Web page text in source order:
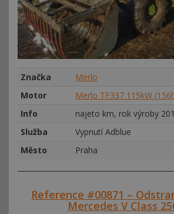
Značka
Merlo
Motor
Merlo TF337 115kW
Info
najeto km, rok výroby
Služba
Vypnutí Adblue
Město
Praha
Reference #00871 –
Mercedes V Class